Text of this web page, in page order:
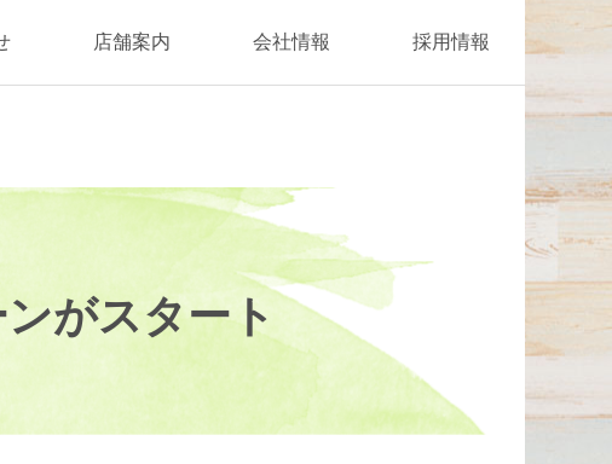
店舗案内 会社情報 採用情報
がスタート